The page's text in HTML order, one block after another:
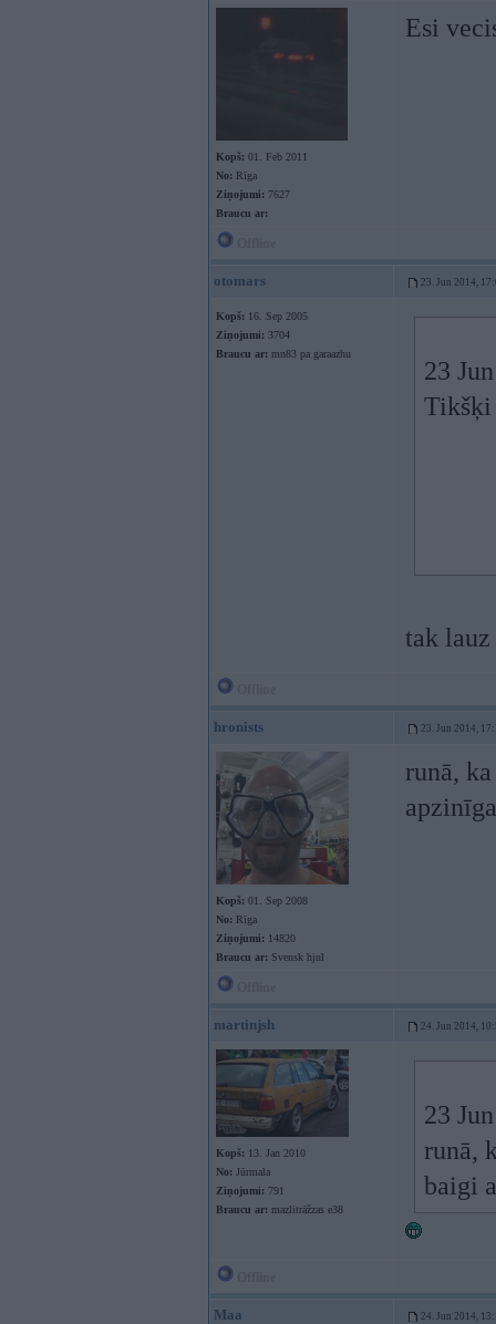
Kopš: 01. Feb 2011
No: Rīga
Ziņojumi: 7627
Braucu ar:
Esi
otomars 23. Jun 2014,
Kopš: 16. Sep 2005
Ziņojumi: 3704
Braucu ar: mn83 pa garaazhu
23
Tikšķi
tak
hronists 23. Jun 2014,
Kopš: 01. Sep 2008
No: Rīga
Ziņojumi: 14820
Braucu ar: Svensk hjul
runā,
martinjsh 24. Jun 2014,
Kopš: 13. Jan 2010
No: Jūrmala
Ziņojumi: 791
Braucu ar: mazlitrāžzas e38
23
runā,
baigi
Maa 24. Jun 2014,